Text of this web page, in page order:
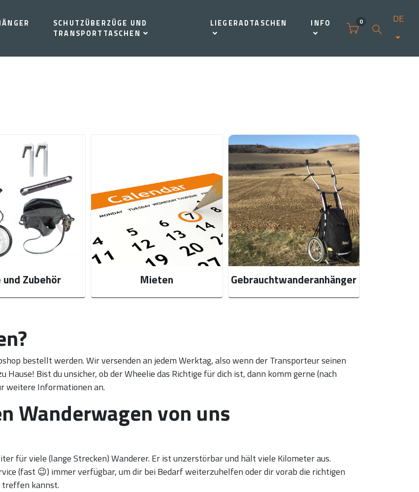
SCHUTZÜBERZÜGE UND
TRANSPORTTASCHEN
LIEGERADTASCHEN INFO 0 DE
und Zubehör Mieten Gebrauchtwanderanhänger
bestellt werden. Wir versenden an jedem Werktag, also wenn der Transporteur seinen
Bist du unsicher, ob der Wheelie das Richtige für dich ist, dann komm gerne (nach
weitere Informationen an.
Wanderwagen von uns
für viele (lange Strecken) Wanderer. Er ist unzerstörbar und hält viele Kilometer aus.
(fast 😉) immer verfügbar, um dir bei Bedarf weiterzuhelfen oder dir vorab die richtigen
treffen kannst.